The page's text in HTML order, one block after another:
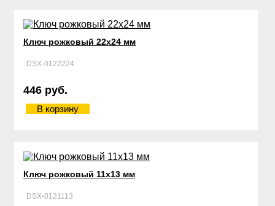
Ключ рожковый 22х24 мм
DSX-0122224
446 руб.
В корзину
Ключ рожковый 11х13 мм
DSX-0121113